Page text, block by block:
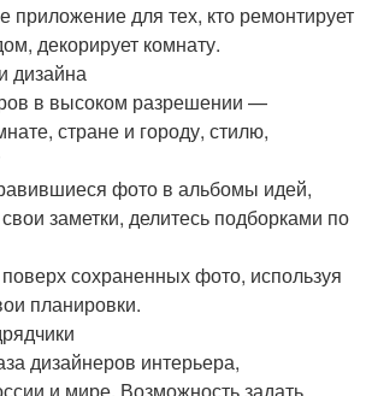
для тех, кто ремонтирует
декорирует комнату.
дизайна
в высоком разрешении —
стране и городу, стилю,
фото в альбомы идей,
заметки, делитесь подборками по
сохраненных фото, используя
планировки.
дизайнеров интерьера,